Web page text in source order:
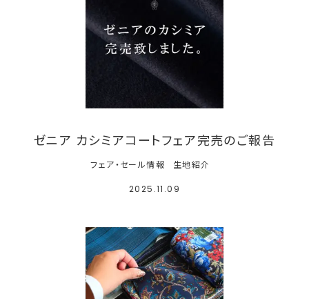
ゼニア カシミアコートフェア完売のご報告
フェア・セール情報 生地紹介
2025.11.09